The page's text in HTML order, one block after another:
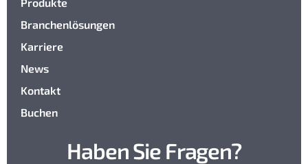
Branchenlösungen
Karriere
News
Kontakt
Buchen
Haben Sie Fragen?